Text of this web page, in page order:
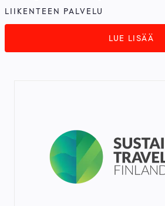
LIIKENTEEN PALVELU
LUE LISÄÄ